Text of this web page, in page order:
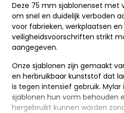
Deze 75 mm sjablonenset met
om snel en duidelijk verboden
voor fabrieken, werkplaatsen
veiligheidsvoorschriften strikt
aangegeven.
Onze sjablonen zijn gemaakt
en herbruikbaar kunststof dat
is tegen intensief gebruik. Mylar
sjablonen hun vorm behouden
hergebruikt kunnen worden